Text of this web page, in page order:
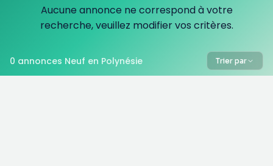
Aucune annonce ne correspond à votre
recherche, veuillez modifier vos critères.
0 annonces Neuf en Polynésie Trier par